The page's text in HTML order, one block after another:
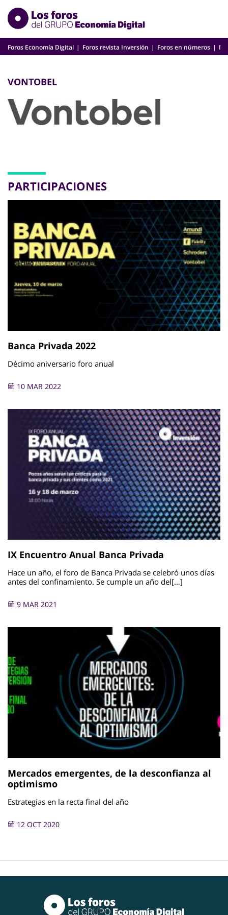
Skip
content
Foros Economía Digital Foros revista Inversión Foros en números
VONTOBEL
PARTICIPACIONES
Banca Privada 2022
Décimo aniversario foro anual
10 MAR 2022
IX Encuentro Anual Banca Privada
Hace un año, el foro de Banca Privada se celebró unos días
antes del confinamiento. Se cumple un año del[…]
9 MAR 2021
Mercados emergentes, de la desconfianza al
optimismo
Estrategias en la recta final del año
12 OCT 2020